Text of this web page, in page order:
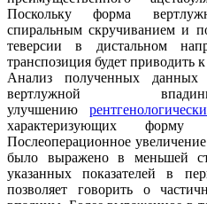
Поскольку форма
спиральным скручиванием и
теверсии в дистальном
транспозиция будет приводить
Анализ полученных данных
вертлужной
улучшению
характеризующих
Послеоперационное
было выражено в меньшей
указанных показателей в
позволяет говорить о